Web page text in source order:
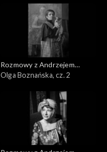
Rozmowy z Andrzejem
Doboszem
Olga Boznańska, cz. 2